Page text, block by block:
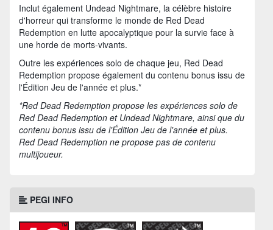
Inclut également Undead Nightmare, la célèbre histoire
d'horreur qui transforme le monde de Red Dead
Redemption en lutte apocalyptique pour la survie face à
une horde de morts-vivants.
Outre les expériences solo de chaque jeu, Red Dead
Redemption propose également du contenu bonus issu de
l'Édition Jeu de l'année et plus.*
*Red Dead Redemption propose les expériences solo de
Red Dead Redemption et Undead Nightmare, ainsi que du
contenu bonus issu de l'Édition Jeu de l'année et plus.
Red Dead Redemption ne propose pas de contenu
multijoueur.
PEGI INFO